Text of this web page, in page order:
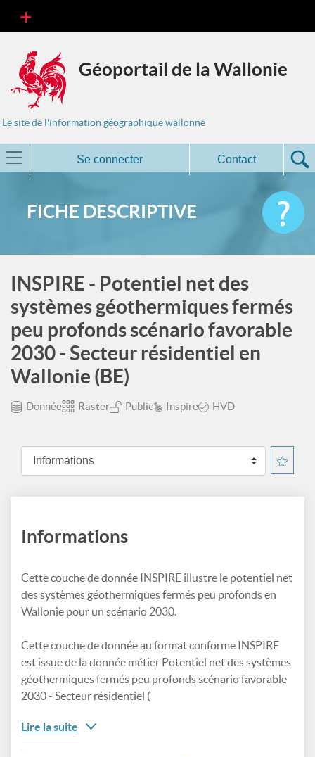
Géoportail de la Wallonie
Le site de l'information géographique wallonne
Se connecter Contact
FICHE DESCRIPTIVE
INSPIRE - Potentiel net des
systèmes géothermiques fermés
peu profonds scénario favorable
2030 - Secteur résidentiel en
Wallonie (BE)
Donnée Raster Public Inspire HVD
Informations
Cette couche de donnée INSPIRE illustre le potentiel net
des systèmes géothermiques fermés peu profonds en
Wallonie pour un scénario 2030.
Cette couche de donnée au format conforme INSPIRE
est issue de la donnée métier Potentiel net des systèmes
géothermiques fermés peu profonds scénario favorable
2030 - Secteur résidentiel (
Lire la suite